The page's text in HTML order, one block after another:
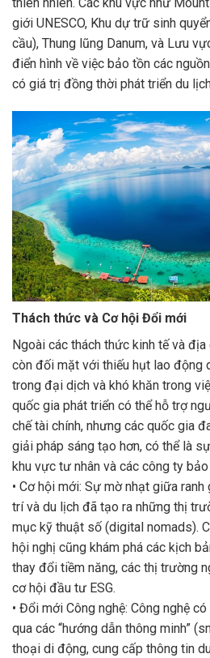
thiên nhiên. Các khu vực như
giới UNESCO, Khu dự trữ sinh
cầu), Thung lũng Danum, và Lưu
điển hình về việc bảo tồn các
có giá trị đồng thời phát triển du
Thách thức và Cơ hội Đổi mới
Ngoài các thách thức kinh tế và
còn đối mặt với thiếu hụt lao động
trong đại dịch và khó khăn trong
quốc gia phát triển có thể hỗ trợ
chế tài chính, nhưng các quốc gia
giải pháp sáng tạo hơn, có thể là
khu vực tư nhân và các công ty bảo
• Cơ hội mới: Sự mờ nhạt giữa
trí và du lịch đã tạo ra những thị
mục kỹ thuật số (digital nomads).
hội nghị cũng khám phá các kịch
thay đổi tiềm năng, các thị trường
cơ hội đầu tư ESG.
• Đổi mới Công nghệ: Công nghệ
qua các “hướng dẫn thông minh”
thoại di động, cung cấp thông tin